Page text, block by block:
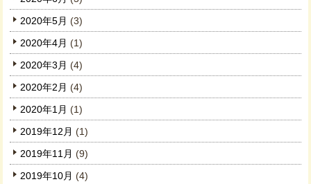
2020年5月 (3)
2020年4月 (1)
2020年3月 (4)
2020年2月 (4)
2020年1月 (1)
2019年12月 (1)
2019年11月 (9)
2019年10月 (4)